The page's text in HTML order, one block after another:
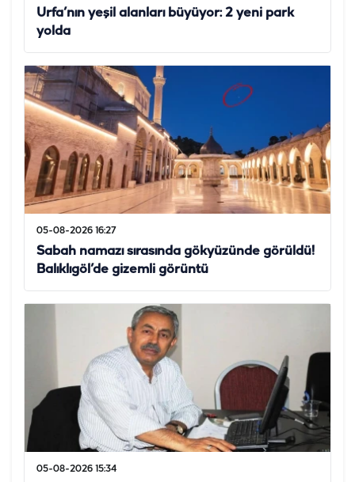
Urfa’nın yeşil alanları büyüyor: 2 yeni park
yolda
05-08-2026 16:27
Sabah namazı sırasında gökyüzünde görüldü!
Balıklıgöl’de gizemli görüntü
05-08-2026 15:34